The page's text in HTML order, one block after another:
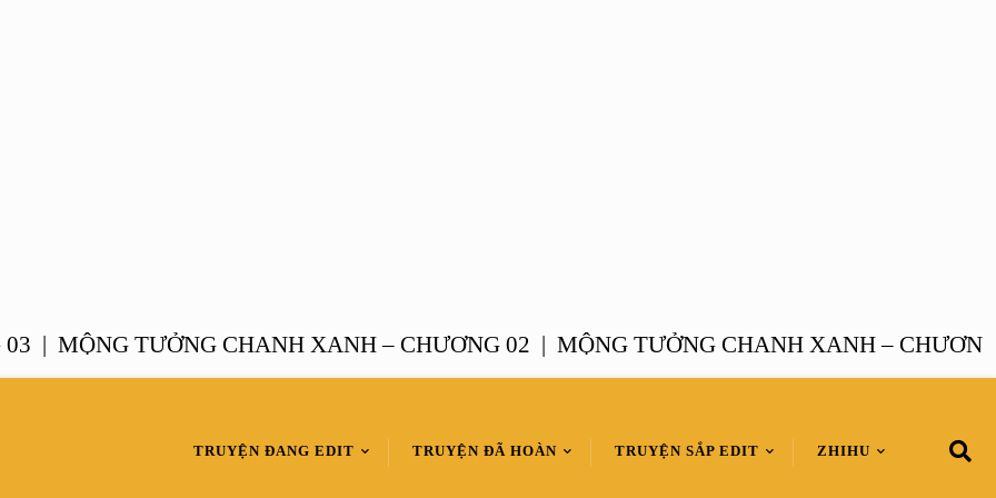
MỘNG TƯỞNG CHANH XANH – CHƯƠNG 02 |MỘNG TƯỞNG CHANH XANH – CHƯƠNG
TRUYỆN ĐANG EDIT TRUYỆN ĐÃ HOÀN TRUYỆN SẮP EDIT ZHIHU